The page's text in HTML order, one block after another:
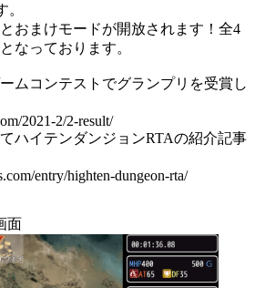
おまけモードが開放されます！全4
なっております。
ムコンテストでグランプリを受賞し
2021-2/2-result/
ハイテンダンジョンRTAの紹介記事
entry/highten-dungeon-rta/
面